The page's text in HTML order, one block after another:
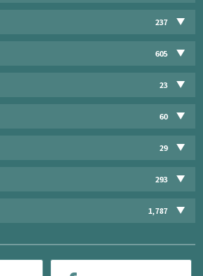
237
605
23
60
29
293
1,787